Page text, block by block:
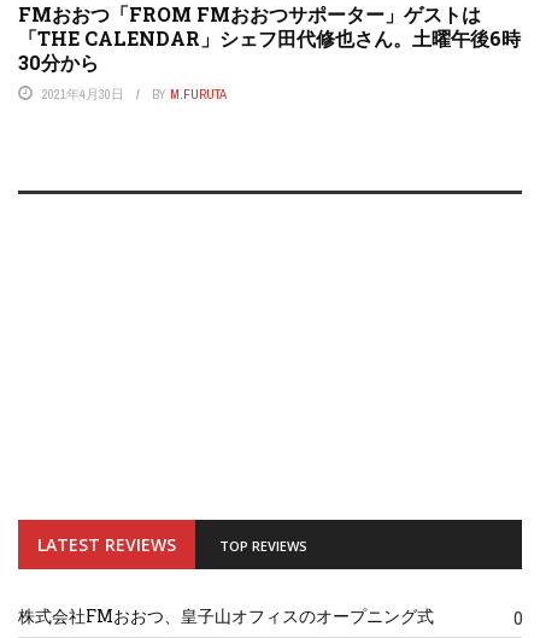
FMおおつ「FROM FMおおつサポーター」ゲストは
「THE CALENDAR」シェフ田代修也さん。土曜午後6時
30分から
2021年4月30日 BY M.FURUTA
LATEST REVIEWS TOP REVIEWS
株式会社FMおおつ、皇子山オフィスのオープニング式 0